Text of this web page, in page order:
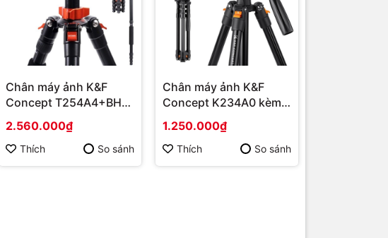
Chân máy ảnh K&F
Concept T254A4+BH-
2.560.000₫
Thích So sánh
Chân máy ảnh K&F
Concept K234A0 kèm
1.250.000₫
Thích So sánh